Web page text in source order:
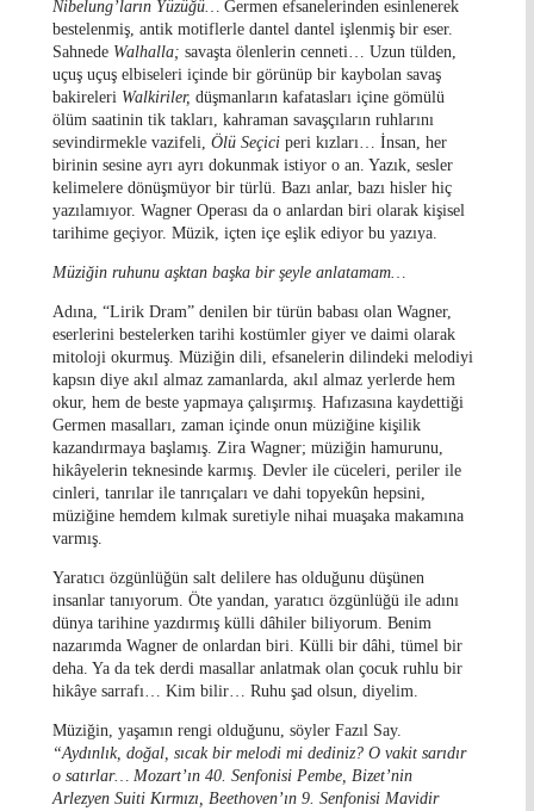
Nibelung’ların Yüzüğü… Germen efsanelerinden esinlenerek
bestelenmiş, antik motiflerle dantel dantel işlenmiş bir eser.
Sahnede Walhalla; savaşta ölenlerin cenneti… Uzun tülden,
uçuş uçuş elbiseleri içinde bir görünüp bir kaybolan savaş
bakireleri Walkiriler, düşmanların kafatasları içine gömülü
ölüm saatinin tik takları, kahraman savaşçıların ruhlarını
sevindirmekle vazifeli, Ölü Seçici peri kızları… İnsan, her
birinin sesine ayrı ayrı dokunmak istiyor o an. Yazık, sesler
kelimelere dönüşmüyor bir türlü. Bazı anlar, bazı hisler hiç
yazılamıyor. Wagner Operası da o anlardan biri olarak kişisel
tarihime geçiyor. Müzik, içten içe eşlik ediyor bu yazıya.
Müziğin ruhunu aşktan başka bir şeyle anlatamam…
Adına, “Lirik Dram” denilen bir türün babası olan Wagner,
eserlerini bestelerken tarihi kostümler giyer ve daimi olarak
mitoloji okurmuş. Müziğin dili, efsanelerin dilindeki melodiyi
kapsın diye akıl almaz zamanlarda, akıl almaz yerlerde hem
okur, hem de beste yapmaya çalışırmış. Hafızasına kaydettiği
Germen masalları, zaman içinde onun müziğine kişilik
kazandırmaya başlamış. Zira Wagner; müziğin hamurunu,
hikâyelerin teknesinde karmış. Devler ile cüceleri, periler ile
cinleri, tanrılar ile tanrıçaları ve dahi topyekûn hepsini,
müziğine hemdem kılmak suretiyle nihai muaşaka makamına
varmış.
Yaratıcı özgünlüğün salt delilere has olduğunu düşünen
insanlar tanıyorum. Öte yandan, yaratıcı özgünlüğü ile adını
dünya tarihine yazdırmış külli dâhiler biliyorum. Benim
nazarımda Wagner de onlardan biri. Külli bir dâhi, tümel bir
deha. Ya da tek derdi masallar anlatmak olan çocuk ruhlu bir
hikâye sarrafı… Kim bilir… Ruhu şad olsun, diyelim.
Müziğin, yaşamın rengi olduğunu, söyler Fazıl Say.
“Aydınlık, doğal, sıcak bir melodi mi dediniz? O vakit sarıdır
o satırlar… Mozart’ın 40. Senfonisi Pembe, Bizet’nin
Arlezyen Suiti Kırmızı, Beethoven’ın 9. Senfonisi Mavidir